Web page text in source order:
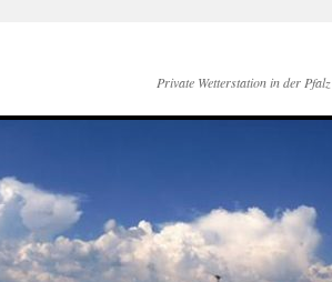
Private Wetterstation in der Pfalz